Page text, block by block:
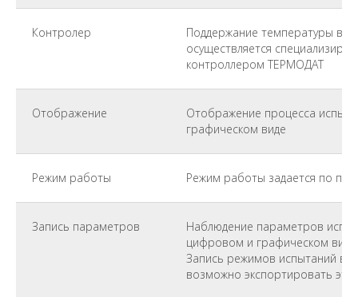
Контролер
Поддержание температуры в
осуществляется
контроллером ТЕРМОДАТ
Отображение
Отображение процесса
графическом виде
Режим работы Режим работы задается по
Запись параметров
Наблюдение параметров
цифровом и графическом
Запись режимов испытаний в
возможно экспортировать